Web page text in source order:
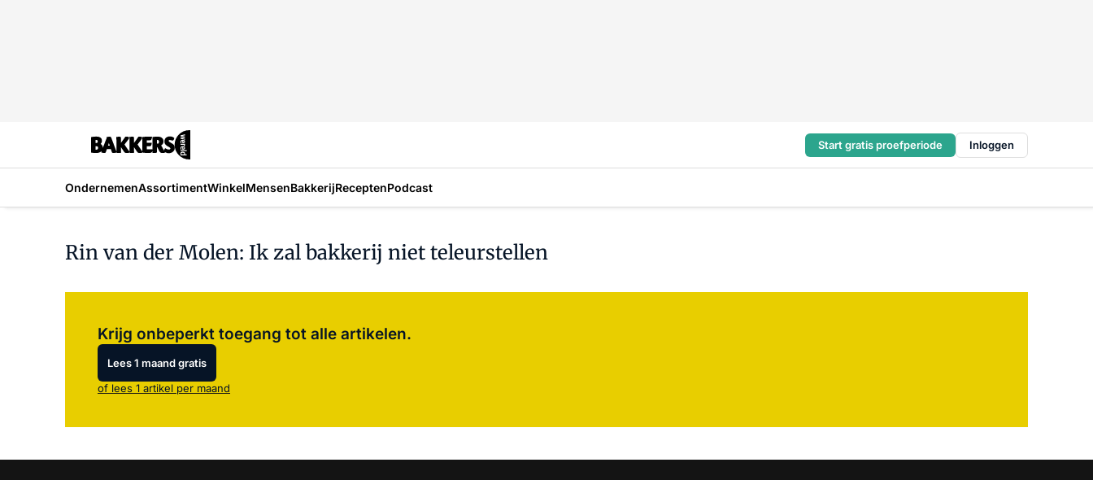
Start gratis proefperiode Inloggen
OndernemenAssortimentWinkelMensenBakkerijReceptenPodcast
Rin van der Molen: Ik zal bakkerij niet teleurstellen
Krijg onbeperkt toegang tot alle artikelen.
Lees 1 maand gratis
of lees 1 artikel per maand